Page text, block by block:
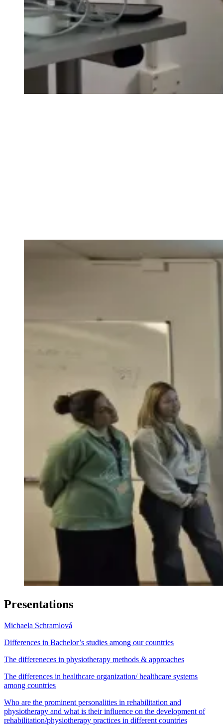
Presentations
Michaela Schramlová
Differences in Bachelor’s studies among our countries
The differeneces in physiotherapy methods & approaches
The differences in healthcare organization/ healthcare systems
among countries
Who are the prominent personalities in rehabilitation and
physiotherapy and what is their influence on the development of
rehabilitation/physiotherapy practices in different countries